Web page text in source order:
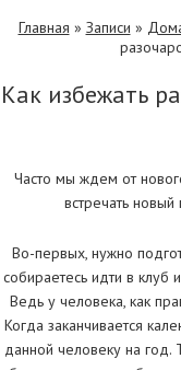
Главная » Записи »
Как избежать
Часто мы ждем от
встречать
Во-первых, нужно
собираетесь идти в клуб
Ведь у человека, как
Когда заканчивается
данной человеку на